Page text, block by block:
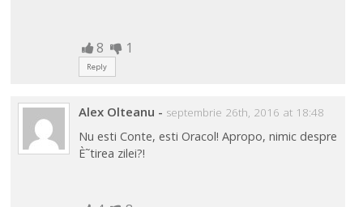
8 1
Reply
Alex Olteanu - septembrie 26th, 2016 at 18:48
Nu esti Conte, esti Oracol! Apropo, nimic despre
È˜tirea zilei?!